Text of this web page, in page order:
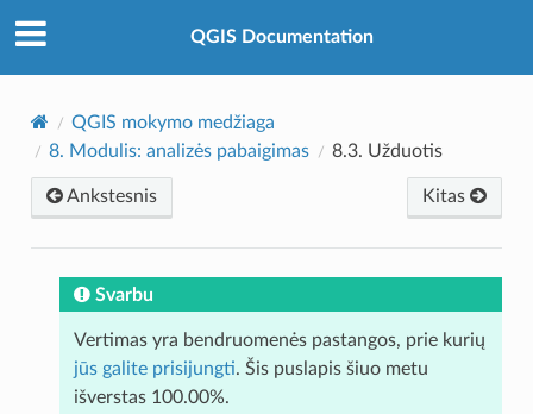
QGIS Documentation
QGIS mokymo medžiaga
8. Modulis: analizės pabaigimas 8.3. Užduotis
Ankstesnis Kitas
Svarbu
Vertimas yra bendruomenės pastangos, prie kurių
jūs galite prisijungti. Šis puslapis šiuo metu
išverstas 100.00%.